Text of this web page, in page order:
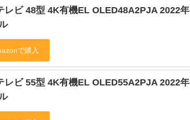
レビ 48型 4K有機EL OLED48A2PJA 2022年
レビ 55型 4K有機EL OLED55A2PJA 2022年